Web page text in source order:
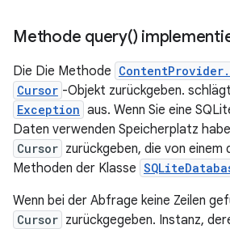
Methode query()
Die Die Methode
Cursor -Objekt zurückgeben.
Exception aus. Wenn Sie eine
Daten verwenden Speicherplatz
Cursor zurückgeben, die von einem
Methoden der Klasse
Wenn bei der Abfrage keine Zeilen
Cursor zurückgegeben. Instanz,